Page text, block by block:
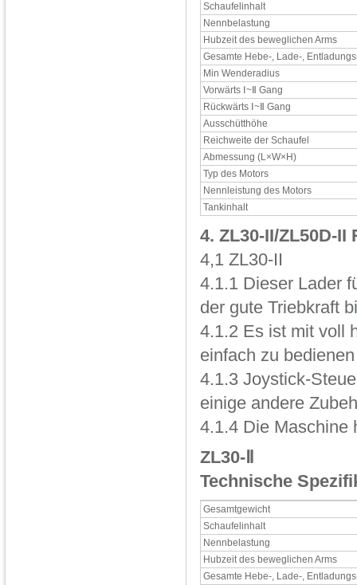
Schaufelinhalt
Nennbelastung
Hubzeit des beweglichen Arms
Gesamte Hebe-, Lade-,
Min Wenderadius
Vorwärts Ⅰ~Ⅱ Gang
Rückwärts Ⅰ~Ⅱ Gang
Ausschütthöhe
Reichweite der Schaufel
Abmessung (L×W×H)
Typ des Motors
Nennleistung des Motors
Tankinhalt
4. ZL30-II/ZL50D-II
4,1 ZL30-II
4.1.1 Dieser Lader
der gute Triebkraft
4.1.2 Es ist mit voll
einfach zu
4.1.3 Joystick-
einige andere
4.1.4 Die Maschine
ZL30-Ⅱ
Technische
Gesamtgewicht
Schaufelinhalt
Nennbelastung
Hubzeit des beweglichen Arms
Gesamte Hebe-, Lade-,